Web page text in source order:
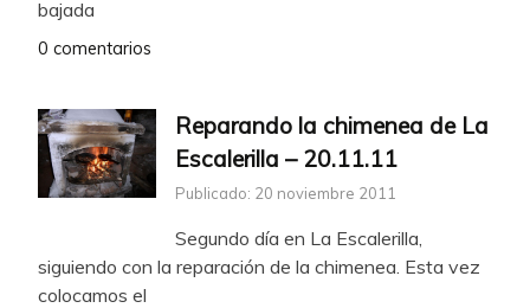
bajada
0 comentarios
Reparando la chimenea de La
Escalerilla – 20.11.11
Publicado: 20 noviembre 2011
Segundo día en La Escalerilla,
siguiendo con la reparación de la chimenea. Esta vez
colocamos el